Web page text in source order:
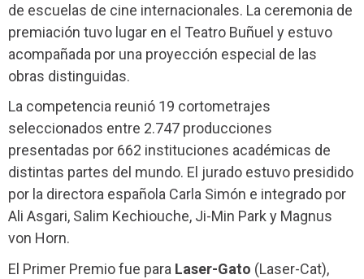
de escuelas de cine internacionales. La ceremonia de
premiación tuvo lugar en el Teatro Buñuel y estuvo
acompañada por una proyección especial de las
obras distinguidas.
La competencia reunió 19 cortometrajes
seleccionados entre 2.747 producciones
presentadas por 662 instituciones académicas de
distintas partes del mundo. El jurado estuvo presidido
por la directora española Carla Simón e integrado por
Ali Asgari, Salim Kechiouche, Ji-Min Park y Magnus
von Horn.
El Primer Premio fue para Laser-Gato (Laser-Cat),